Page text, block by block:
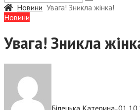
Новини Увага! Зникла жінка!
Новини
Увага! Зникла